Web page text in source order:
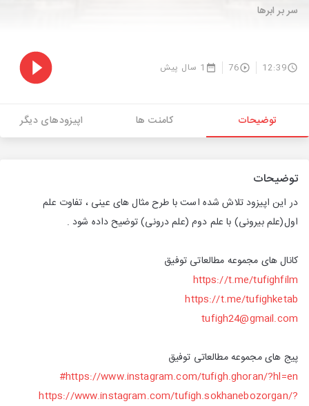
سر بر ابرها
12:39
76 1 سال پیش
توضیحات کامنت ها اپیزودهای دیگر
توضیحات
در این اپیزود تلاش شده است با طرح مثال های عینی ، تفاوت علم
اول(علم بیرونی) با علم دوم (علم درونی) توضیح داده شود .
کانال های مجموعه مطالعاتی توفیق
https://t.me/tufighfilm
https://t.me/tufighketab
tufigh24@gmail.com
پیج های مجموعه مطالعاتی توفیق
https://www.instagram.com/tufigh.ghoran/?hl=en#
https://www.instagram.com/tufigh.sokhanebozorgan/?